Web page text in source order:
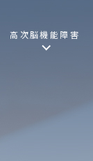
高次脳機能障害